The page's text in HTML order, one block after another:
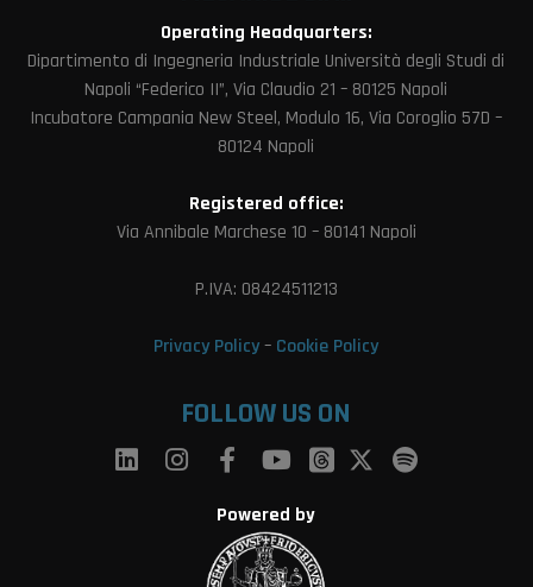
Operating Headquarters:
Dipartimento di Ingegneria Industriale Università degli Studi di
Napoli “Federico II”, Via Claudio 21 – 80125 Napoli
Incubatore Campania New Steel, Modulo 16, Via Coroglio 57D –
80124 Napoli
Registered office:
Via Annibale Marchese 10 – 80141 Napoli
P.IVA: 08424511213
Privacy Policy– Cookie Policy
FOLLOW US ON
Powered by